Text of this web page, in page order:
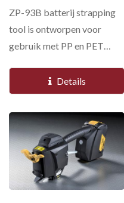
ZP-93B batterij strapping
tool is ontworpen voor
gebruik met PP en PET
Details